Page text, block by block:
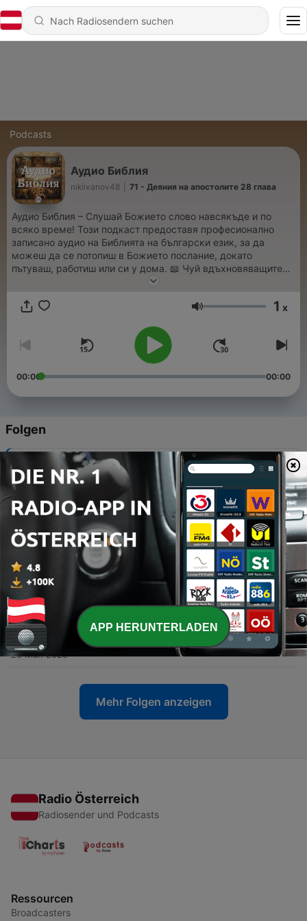
Podcasts
Аудио Библия
nikiivanov48 71 - Деяния на апостолите 28 глава
Аудио Библия – Слушай Божието слово навсякъде и по
всяко време! Този подкаст предоставя професионално
записано аудио на Библията на български език, за да
можеш да се потопиш в Божието послание, докато
пътуваш, работиш или си у дома. 📖 Чуй вдъхновяващите
истории и вечните истини, които променят животи. 🎧
оживее в сърцето ти! Слушай. Размишлявай. Израствай
Lautstärke 1 x
00:00 00:00
Folgen
71 Деяния на апостолите 28 глава
20 Mär. 2025
70 - Деяния на апостолите 27 глава
69 - Деяния на апостолите 26 глава
20 Mär. 2025
Деяния на апостолите 25 глава
20 Mär. 2025
67 - Деяния на апостолите 24 глава
20 Mär. 2025
Mehr Folgen anzeigen
Radio Österreich
Radiosender und Podcasts
Ressourcen
Broadcasters
APP HERUNTERLADEN